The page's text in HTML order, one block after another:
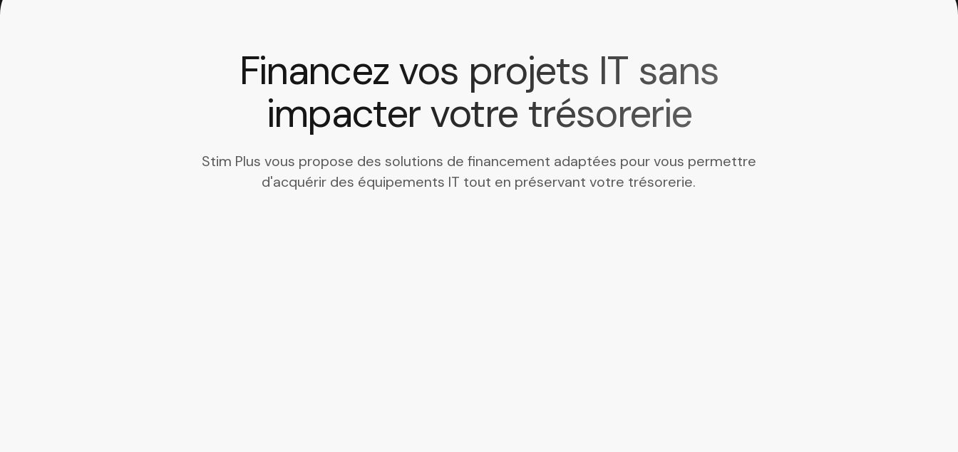
Financez vos projets IT sans
impacter votre trésorerie
Stim Plus vous propose des solutions de financement adaptées pour vous permettre
d'acquérir des équipements IT tout en préservant votre trésorerie.